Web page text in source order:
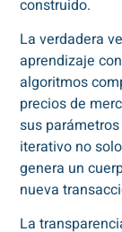
construido.
La verdadera
aprendizaje
algoritmos
precios de
sus
iterativo no
genera un
nueva
La